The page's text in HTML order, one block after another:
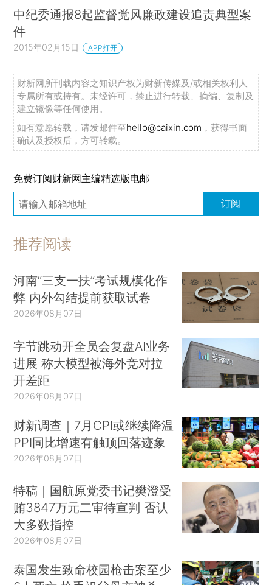
中纪委通报8起监督党风廉政建设追责典型案
件
2015年02月15日 APP打开
财新网所刊载内容之知识产权为财新传媒及/或相关权利人
专属所有或持有。未经许可，禁止进行转载、摘编、复制及
建立镜像等任何使用。
如有意愿转载，请发邮件至hello@caixin.com ，获得书面
确认及授权后，方可转载。
免费订阅财新网主编精选版电邮
订阅
推荐阅读
河南“三支一扶”考试规模化作
弊 内外勾结提前获取试卷
2026年08月07日
字节跳动开全员会复盘AI业务
进展 称大模型被海外竞对拉
开差距
2026年08月07日
财新调查｜7月CPI或继续降温
PPI同比增速有触顶回落迹象
2026年08月07日
特稿｜国航原党委书记樊澄受
贿3847万元二审待宣判 否认
大多数指控
2026年08月07日
泰国发生致命校园枪击案至少